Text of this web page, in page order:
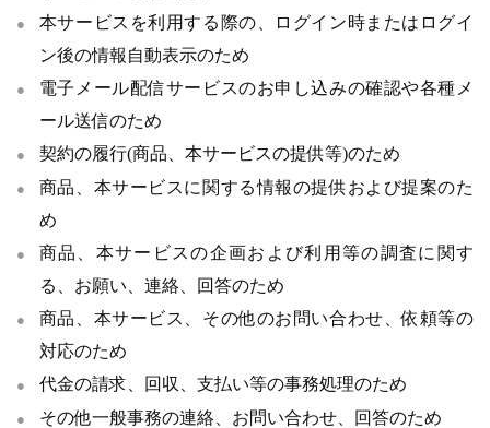
本サービスを利用する際の、ログイン時またはログイ
ン後の情報自動表示のため
電子メール配信サービスのお申し込みの確認や各種メ
ール送信のため
契約の履行(商品、本サービスの提供等)のため
商品、本サービスに関する情報の提供および提案のた
め
商品、本サービスの企画および利用等の調査に関す
る、お願い、連絡、回答のため
商品、本サービス、その他のお問い合わせ、依頼等の
対応のため
代金の請求、回収、支払い等の事務処理のため
その他一般事務の連絡、お問い合わせ、回答のため